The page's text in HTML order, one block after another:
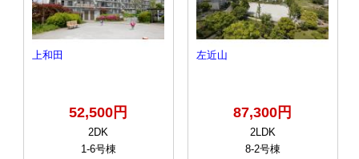
上和田
52,500円
2DK
1-6号棟
左近山
87,300円
2LDK
8-2号棟